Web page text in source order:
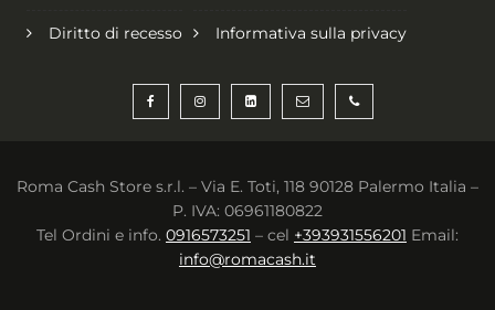
Diritto di recesso Informativa sulla privacy
Roma Cash Store s.r.l. – Via E. Toti, 118 90128 Palermo Italia –
P. IVA: 06961180822
Tel Ordini e info. 0916573251 – cel +393931556201 Email:
info@romacash.it